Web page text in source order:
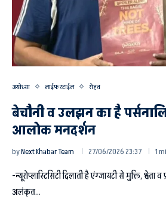
अयोध्या लाईफ स्टाईल सेहत
बेचौनी व उलझन का है
आलोक मनदर्शन
byNext Khabar Team 27/06/2026 23:37 1
-न्यूरोप्लास्टिसिटी दिलाती है एंग्जायटी से मुक्ति, श्वेता
अलंकृत…